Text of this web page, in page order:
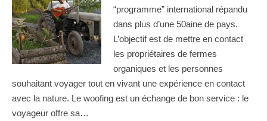
“programme” international répandu
dans plus d’une 50aine de pays.
L’objectif est de mettre en contact
les propriétaires de fermes
organiques et les personnes
souhaitant voyager tout en vivant une expérience en contact
avec la nature. Le woofing est un échange de bon service : le
voyageur offre sa…